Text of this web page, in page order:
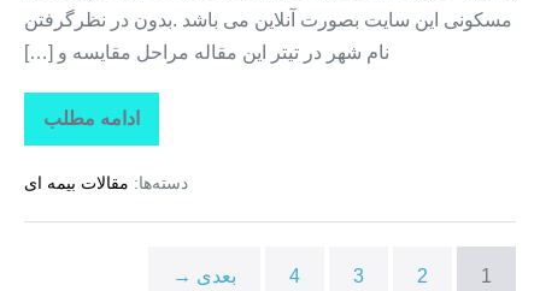
مسکونی این سایت بصورت آنلاین می باشد .بدون در نظرگرفتن
نام شهر در تیتر این مقاله مراحل مقایسه و […]
ادامه مطلب
خرید
بیمه
+
بیمه
دسته‌ها: مقالات بیمه ای
1
2
3
4 بعدی →